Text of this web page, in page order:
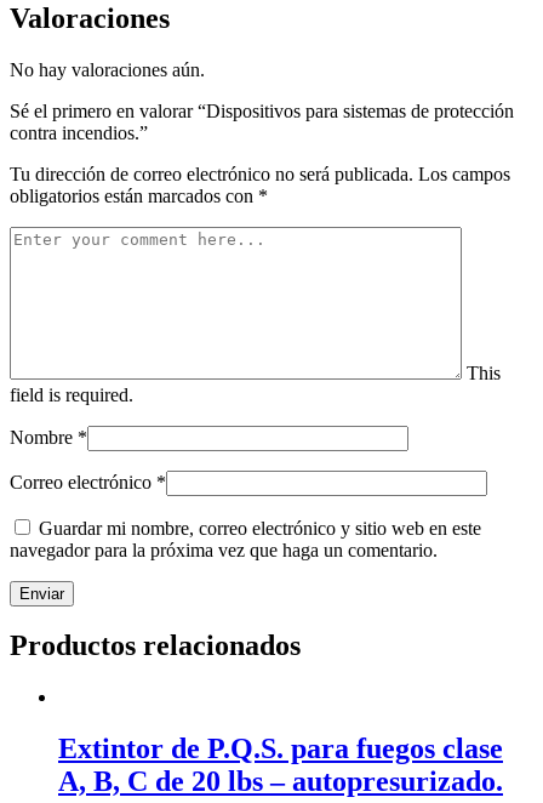
Valoraciones
No hay valoraciones aún.
Sé el primero en valorar “Dispositivos para sistemas de protección
contra incendios.”
Tu dirección de correo electrónico no será publicada. Los campos
obligatorios están marcados con *
This
field is required.
Nombre *
Correo electrónico *
Guardar mi nombre, correo electrónico y sitio web en este
navegador para la próxima vez que haga un comentario.
Productos relacionados
Extintor de P.Q.S. para fuegos clase
A, B, C de 20 lbs – autopresurizado.